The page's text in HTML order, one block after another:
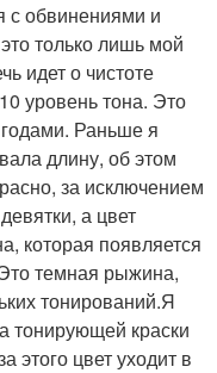
с обвинениями и
только лишь мой
идет о чистоте
уровень тона. Это
Раньше я
длину, об этом
за исключением
а цвет
которая появляется
темная рыжина,
тонирований.Я
тонирующей краски
этого цвет уходит в